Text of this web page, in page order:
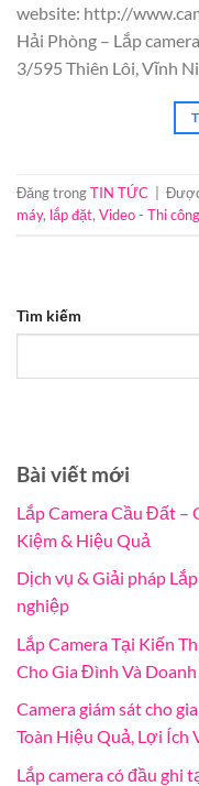
website: http://
Hải Phòng – Lắp
3/595 Thiên Lôi, Vĩnh
Đăng trongTIN TỨC
máy, lắp đặt, Video - Thi công
Tìm kiếm
Bài viết mới
Lắp Camera Cầu Đất –
Kiệm & Hiệu Quả
Dịch vụ & Giải pháp
nghiệp
Lắp Camera Tại Kiến
Cho Gia Đình Và
Camera giám sát cho
Toàn Hiệu Quả, Lợi Ích
Lắp camera có đầu ghi